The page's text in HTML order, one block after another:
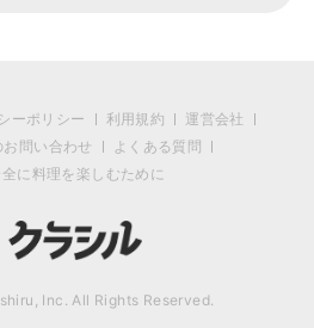
ーポリシー 利用規約
運営会社
問い合わせ
よくある質問
に料理を楽しむために
Inc. All Rights Reserved.